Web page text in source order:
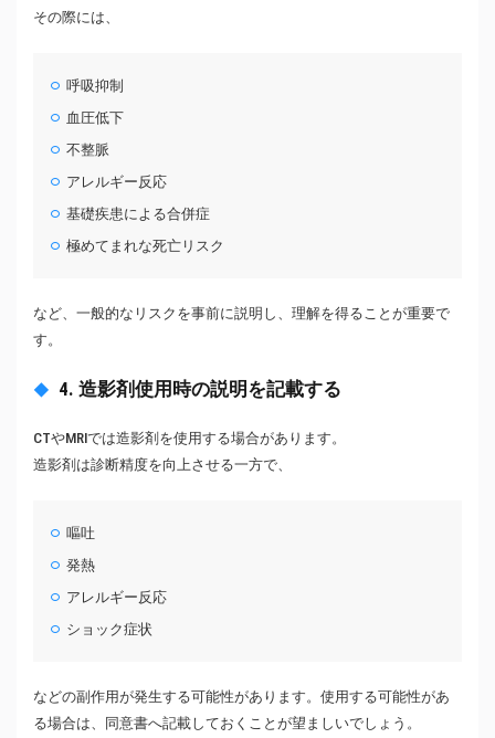
その際には、
呼吸抑制
血圧低下
不整脈
アレルギー反応
基礎疾患による合併症
極めてまれな死亡リスク
など、一般的なリスクを事前に説明し、理解を得ることが重要で
す。
4. 造影剤使用時の説明を記載する
CTやMRIでは造影剤を使用する場合があります。
造影剤は診断精度を向上させる一方で、
嘔吐
発熱
アレルギー反応
ショック症状
などの副作用が発生する可能性があります。使用する可能性があ
る場合は、同意書へ記載しておくことが望ましいでしょう。